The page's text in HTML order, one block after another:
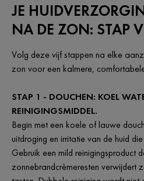
JE
NA DE ZON: STAP
Volg deze vijf stappen na elke
zon voor een kalmere,
STAP 1 - DOUCHEN: KOEL
REINIGINGSMIDDEL.
Begin met een koele of lauwe
uitdroging en irritatie van de huid
Gebruik een mild reinigingsproduct
zonnebrandcrèmeresten verwijdert